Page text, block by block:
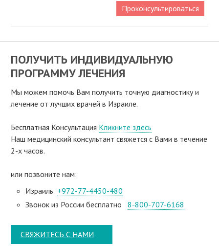
Проконсультироваться
ПОЛУЧИТЬ ИНДИВИДУАЛЬНУЮ
ПРОГРАММУ ЛЕЧЕНИЯ
Мы можем помочь Вам получить точную диагностику и
лечение от лучших врачей в Израиле.
Бесплатная Консультация Кликните здесь
Наш медицинский консультант свяжeтся с Вами в течение
2-х часов.
или позвоните нам:
Израиль +972-77-4450-480
Звонок из России бесплатно8-800-707-6168
СВЯЖИТЕСЬ С НАМИ